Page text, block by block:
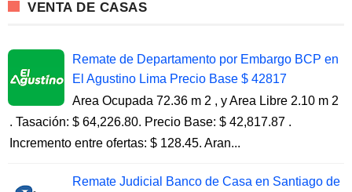
VENTA DE CASAS
Remate de Departamento por Embargo BCP en
El Agustino Lima Precio Base $ 42817
Area Ocupada 72.36 m 2 , y Area Libre 2.10 m 2
. Tasación: $ 64,226.80. Precio Base: $ 42,817.87 .
Incremento entre ofertas: $ 128.45. Aran...
Remate Judicial Banco de Casa en Santiago de